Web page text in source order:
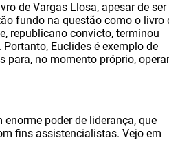
de Vargas Llosa, apesar de ser
fundo na questão como o livro
republicano convicto, terminou
Euclides é exemplo de
para, no momento próprio, operar
poder de liderança, que
fins assistencialistas. Vejo em